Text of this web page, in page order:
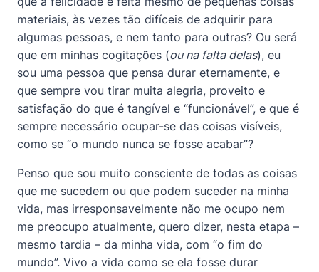
materiais, às vezes tão difíceis de adquirir para
algumas pessoas, e nem tanto para outras? Ou será
que em minhas cogitações (ou na falta delas), eu
sou uma pessoa que pensa durar eternamente, e
que sempre vou tirar muita alegria, proveito e
satisfação do que é tangível e “funcionável”, e que é
sempre necessário ocupar-se das coisas visíveis,
como se “o mundo nunca se fosse acabar”?
Penso que sou muito consciente de todas as coisas
que me sucedem ou que podem suceder na minha
vida, mas irresponsavelmente não me ocupo nem
me preocupo atualmente, quero dizer, nesta etapa –
mesmo tardia – da minha vida, com “o fim do
mundo”. Vivo a vida como se ela fosse durar